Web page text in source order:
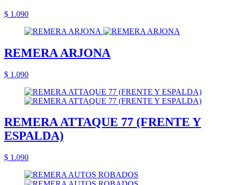
$ 1.090
REMERA ARJONA
$ 1.090
REMERA ATTAQUE 77 (FRENTE Y
ESPALDA)
$ 1.090